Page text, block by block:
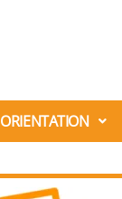
ORIENTATION